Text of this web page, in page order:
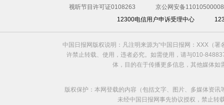
视听节目许可证0108263
京公网安备
12300电信用户申诉受理中心
中国日报网版权说明：凡注明来源为“中国日报网：XXX（
许禁止转载、使用，违者必究。如需使用，请与010-
体，目的在于传播更多信息，其他媒体
版权保护：本网登载的内容（包括文字、图片、多媒体资
未经中国日报网事先协议授权，禁止转